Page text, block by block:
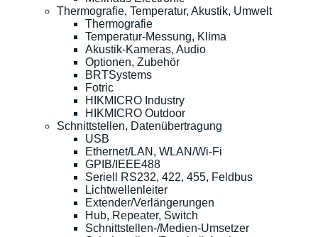
Thermografie, Temperatur, Akustik, Umwelt
Thermografie
Temperatur-Messung, Klima
Akustik-Kameras, Audio
Optionen, Zubehör
BRTSystems
Fotric
HIKMICRO Industry
HIKMICRO Outdoor
Schnittstellen, Datenübertragung
USB
Ethernet/LAN, WLAN/Wi-Fi
GPIB/IEEE488
Seriell RS232, 422, 455, Feldbus
Lichtwellenleiter
Extender/Verlängerungen
Hub, Repeater, Switch
Schnittstellen-/Medien-Umsetzer